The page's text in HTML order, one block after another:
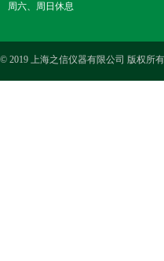
周六、周日休息
© 2019 上海之信仪器有限公司 版权所